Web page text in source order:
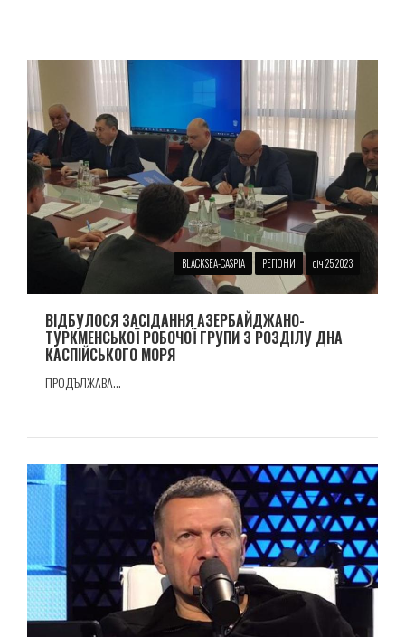
BLACKSEA-CASPIA РЕГІОНИ січ 25 2023
ВІДБУЛОСЯ ЗАСІДАННЯ АЗЕРБАЙДЖАНО-
ТУРКМЕНСЬКОЇ РОБОЧОЇ ГРУПИ З РОЗДІЛУ ДНА
КАСПІЙСЬКОГО МОРЯ
ПРОДЪЛЖАВА...